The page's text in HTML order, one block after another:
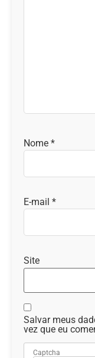
Nome *
E-mail *
Site
Salvar meus
vez que eu
Captcha